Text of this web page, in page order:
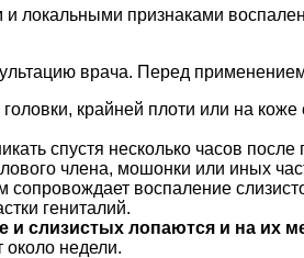
локальными признаками
врача. Перед
крайней плоти или на
спустя несколько часов
члена, мошонки или иных
сопровождает воспаление
гениталий.
слизистых лопаются и на их
около недели.